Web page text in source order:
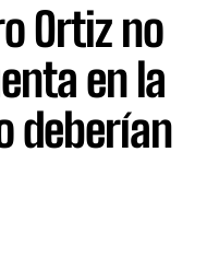
Ortiz no
en la
deberían